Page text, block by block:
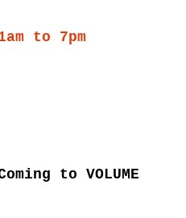
to 7pm
to VOLUME